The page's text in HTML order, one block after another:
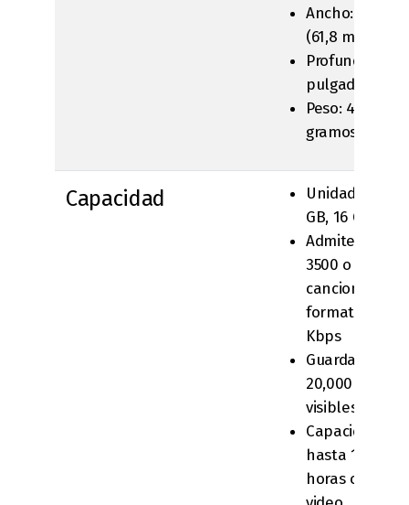
Ancho: 2,4
(61,8 mm)
Profundidad:
pulgadas (8,5
Peso: 4,05
gramos)
Capacidad
Unidad flash
GB, 16 GB o 32
Admite hasta
3500 o 7000
canciones en
formato AAC
Kbps
Guarda hasta
20,000 o
visibles en
Capacidad
hasta 10
horas o 40